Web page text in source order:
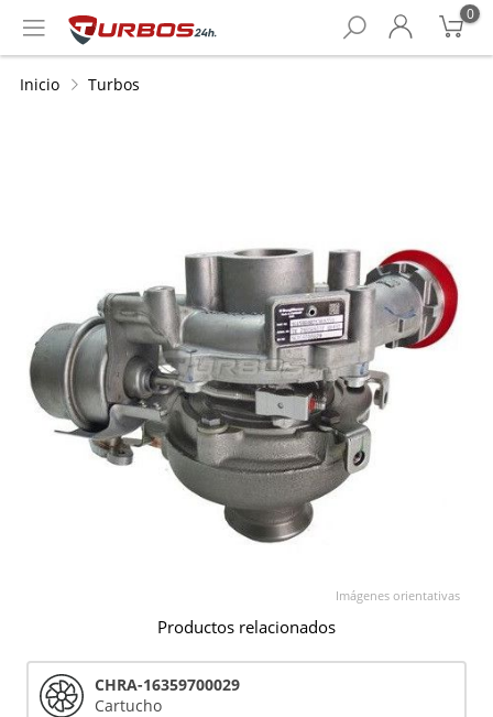
0
Inicio Turbos
Imágenes orientativas
Productos relacionados
CHRA-16359700029
Cartucho